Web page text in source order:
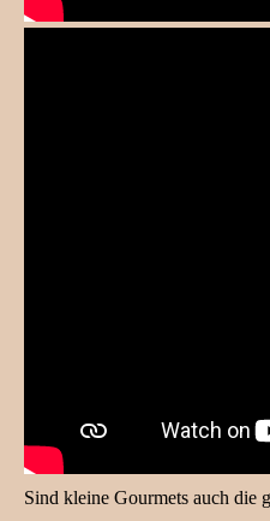
Sind kleine Gourmets auch die